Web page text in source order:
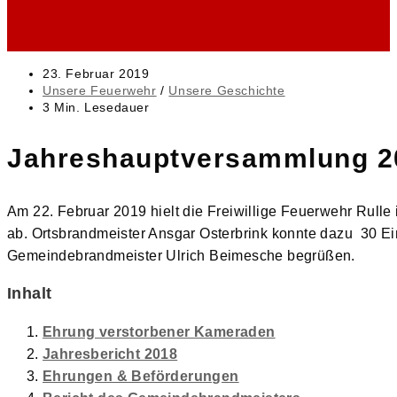
Beitrag
veröffentlicht:
23. Februar 2019
Beitrags-
Kategorie:
Unsere Feuerwehr / Unsere Geschichte
Lesedauer:
3 Min. Lesedauer
Jahreshauptversammlung
Am 22. Februar 2019 hielt die Freiwillige Feuerwehr
ab. Ortsbrandmeister Ansgar Osterbrink konnte dazu 30
Gemeindebrandmeister Ulrich Beimesche begrüßen.
Inhalt
Ehrung verstorbener Kameraden
Jahresbericht 2018
Ehrungen & Beförderungen